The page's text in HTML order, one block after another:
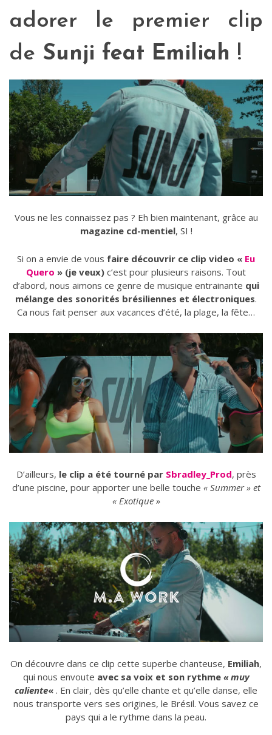
adorer le premier clip
de Sunji feat Emiliah !
Vous ne les connaissez pas ? Eh bien maintenant, grâce au
magazine cd-mentiel, SI !
Si on a envie de vous faire découvrir ce clip video « Eu
Quero » (je veux) c’est pour plusieurs raisons. Tout
d’abord, nous aimons ce genre de musique entrainante qui
mélange des sonorités brésiliennes et électroniques.
Ca nous fait penser aux vacances d’été, la plage, la fête…
D’ailleurs, le clip a été tourné par Sbradley_Prod, près
d’une piscine, pour apporter une belle touche « Summer » et
« Exotique »
On découvre dans ce clip cette superbe chanteuse, Emiliah,
qui nous envoute avec sa voix et son rythme « muy
caliente« . En clair, dès qu’elle chante et qu’elle danse, elle
nous transporte vers ses origines, le Brésil. Vous savez ce
pays qui a le rythme dans la peau.